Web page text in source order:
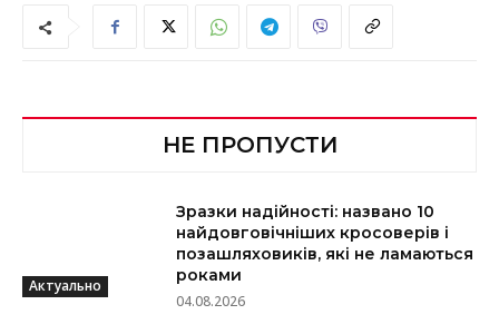
НЕ ПРОПУСТИ
Актуально
Зразки надійності: названо 10
найдовговічніших кросоверів і
позашляховиків, які не ламаються
роками
04.08.2026